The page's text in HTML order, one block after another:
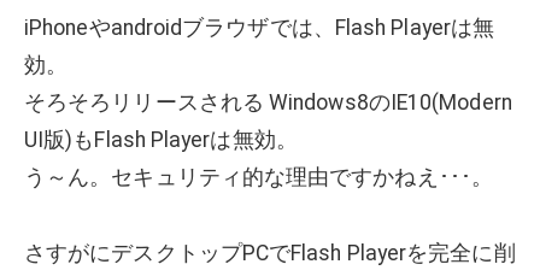
iPhoneやandroidブラウザでは、Flash Playerは無
効。
そろそろリリースされる Windows8のIE10(Modern
UI版)もFlash Playerは無効。
う～ん。セキュリティ的な理由ですかねえ･･･。
さすがにデスクトップPCでFlash Playerを完全に削